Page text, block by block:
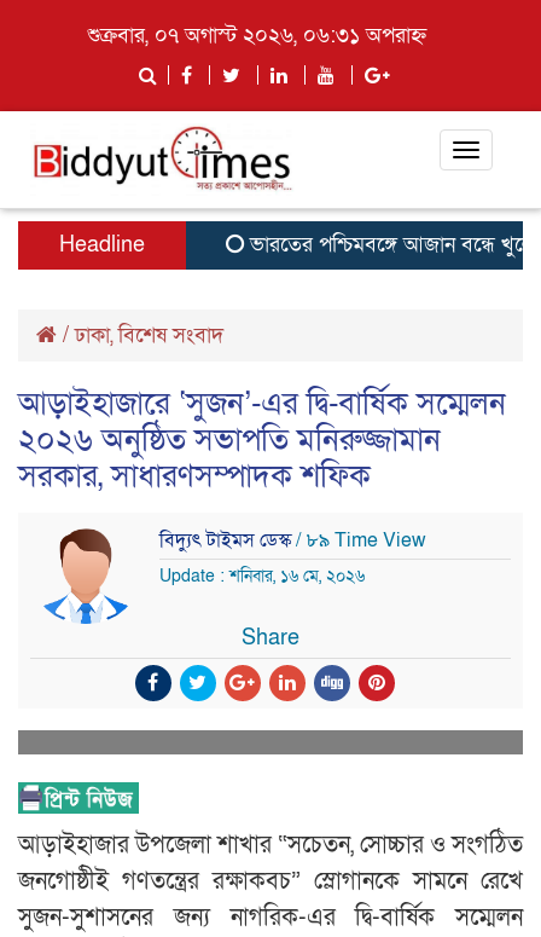
শুক্রবার, ০৭ অগাস্ট ২০২৬, ০৬:৩১ অপরাহ্ন
Toggle
Headline ভারতের পশ্চিমবঙ্গে আজান বন্ধে খুলে
/ঢাকা,বিশেষ সংবাদ
আড়াইহাজারে ‘সুজন’-এর দ্বি-বার্ষিক সম্মেলন
২০২৬ অনুষ্ঠিত সভাপতি মনিরুজ্জামান
সরকার, সাধারণসম্পাদক শফিক
বিদ্যুৎ টাইমস ডেস্ক/ ৮৯ Time View
Update : শনিবার, ১৬ মে, ২০২৬
Share
আড়াইহাজার উপজেলা শাখার “সচেতন, সোচ্চার ও সংগঠিত
জনগোষ্ঠীই গণতন্ত্রের রক্ষাকবচ” স্লোগানকে সামনে রেখে
সুজন-সুশাসনের জন্য নাগরিক-এর দ্বি-বার্ষিক সম্মেলন